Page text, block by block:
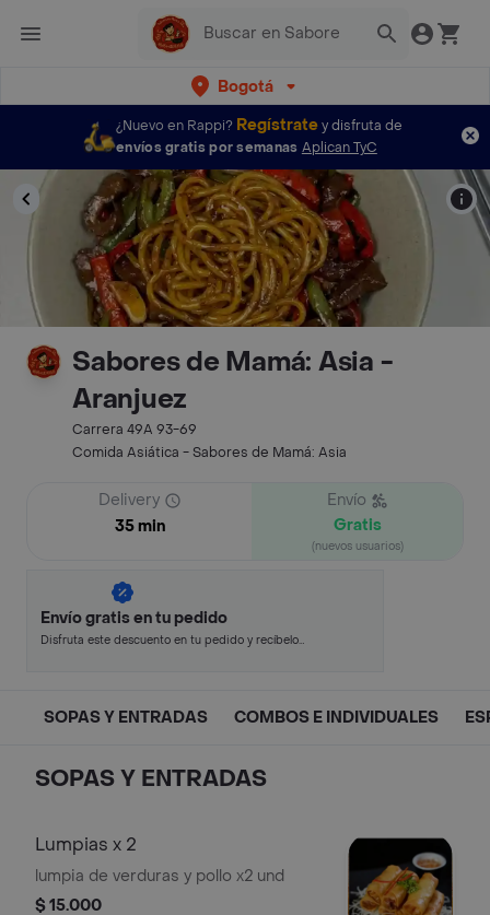
Bogotá
¿Nuevo en Rappi? Regístratey disfruta de
envíos gratis por semanas Aplican TyC
Sabores de Mamá: Asia -
Aranjuez
Carrera 49A 93-69
Comida Asiática - Sabores de Mamá: Asia
Delivery
35 min
Envío
Gratis
(nuevos usuarios)
Envío gratis en tu pedido
Disfruta este descuento en tu pedido y recíbelo
SOPAS Y ENTRADAS COMBOS E INDIVIDUALES
SOPAS Y ENTRADAS
Lumpias x 2
lumpia de verduras y pollo x2 und
$ 15.000